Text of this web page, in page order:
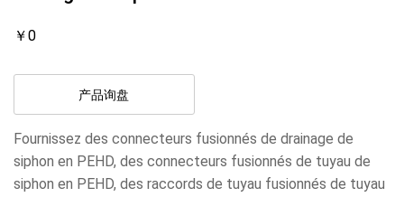
￥0
产品询盘
Fournissez des connecteurs fusionnés de drainage de
siphon en PEHD, des connecteurs fusionnés de tuyau de
siphon en PEHD, des raccords de tuyau fusionnés de tuyau